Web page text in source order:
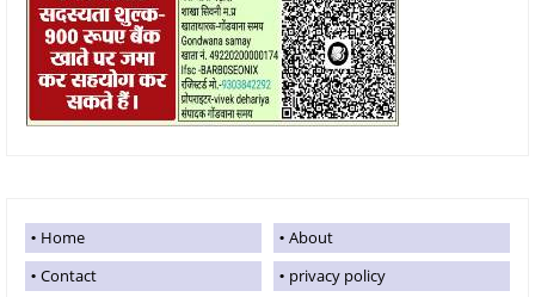
Home
About
Contact
privacy policy